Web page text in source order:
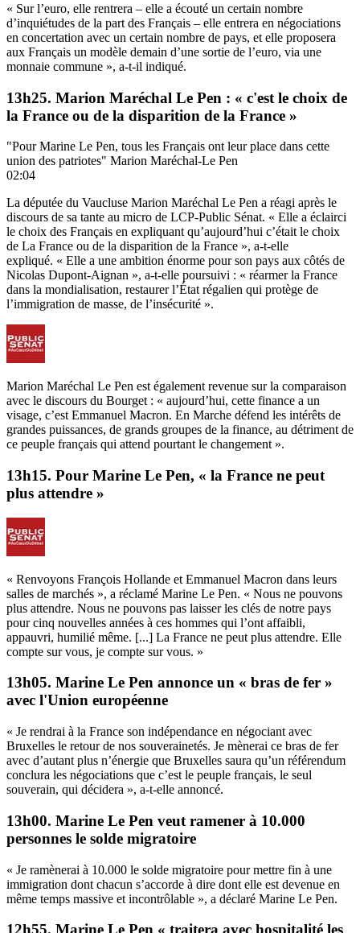
« Sur l’euro, elle rentrera – elle a écouté un certain nombre
d’inquiétudes de la part des Français – elle entrera en négociations
en concertation avec un certain nombre de pays, et elle proposera
aux Français un modèle demain d’une sortie de l’euro, via une
monnaie commune », a-t-il indiqué.
13h25. Marion Maréchal Le Pen : « c'est le choix de
la France ou de la disparition de la France »
"Pour Marine Le Pen, tous les Français ont leur place dans cette
union des patriotes" Marion Maréchal-Le Pen
02:04
La députée du Vaucluse Marion Maréchal Le Pen a réagi après le
discours de sa tante au micro de LCP-Public Sénat. « Elle a éclairci
le choix des Français en expliquant qu’aujourd’hui c’était le choix
de La France ou de la disparition de la France », a-t-elle
expliqué. « Elle a une ambition énorme pour son pays aux côtés de
Nicolas Dupont-Aignan », a-t-elle poursuivi : « réarmer la France
dans la mondialisation, restaurer l’État régalien qui protège de
l’immigration de masse, de l’insécurité ».
Marion Maréchal Le Pen est également revenue sur la comparaison
avec le discours du Bourget : « aujourd’hui, cette finance a un
visage, c’est Emmanuel Macron. En Marche défend les intérêts de
grandes puissances, de grands groupes de la finance, au détriment de
ce peuple français qui attend pourtant le changement ».
13h15. Pour Marine Le Pen, « la France ne peut
plus attendre »
« Renvoyons François Hollande et Emmanuel Macron dans leurs
salles de marchés », a réclamé Marine Le Pen. « Nous ne pouvons
plus attendre. Nous ne pouvons pas laisser les clés de notre pays
pour cinq nouvelles années à ces hommes qui l’ont affaibli,
appauvri, humilié même. [...] La France ne peut plus attendre. Elle
compte sur vous, je compte sur vous. »
13h05. Marine Le Pen annonce un « bras de fer »
avec l'Union européenne
« Je rendrai à la France son indépendance en négociant avec
Bruxelles le retour de nos souverainetés. Je mènerai ce bras de fer
avec d’autant plus n’énergie que Bruxelles saura qu’un référendum
conclura les négociations que c’est le peuple français, le seul
souverain, qui décidera », a-t-elle annoncé.
13h00. Marine Le Pen veut ramener à 10.000
personnes le solde migratoire
« Je ramènerai à 10.000 le solde migratoire pour mettre fin à une
immigration dont chacun s’accorde à dire dont elle est devenue en
même temps massive et incontrôlable », a déclaré Marine Le Pen.
12h55. Marine Le Pen « traitera avec hospitalité les